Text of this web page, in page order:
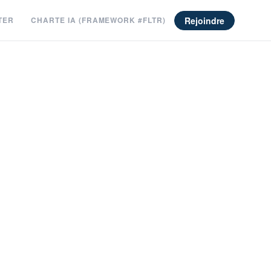
CHARTE IA (FRAMEWORK #FLTR) Rejoindre